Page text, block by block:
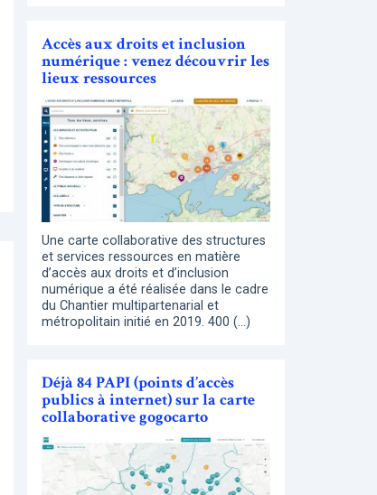
Accès aux droits et inclusion
numérique : venez découvrir les
lieux ressources
Une carte collaborative des structures
et services ressources en matière
d’accès aux droits et d’inclusion
numérique a été réalisée dans le cadre
du Chantier multipartenarial et
métropolitain initié en 2019. 400 (…)
Déjà 84 PAPI (points d’accès
publics à internet) sur la carte
collaborative gogocarto